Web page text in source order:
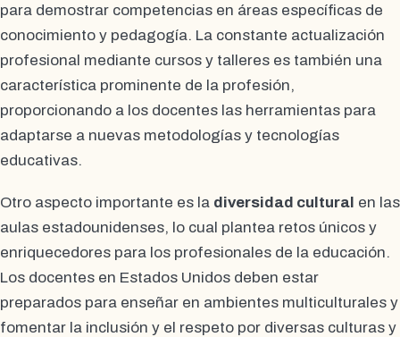
para demostrar competencias en áreas específicas de
conocimiento y pedagogía. La constante actualización
profesional mediante cursos y talleres es también una
característica prominente de la profesión,
proporcionando a los docentes las herramientas para
adaptarse a nuevas metodologías y tecnologías
educativas.
Otro aspecto importante es la diversidad cultural en las
aulas estadounidenses, lo cual plantea retos únicos y
enriquecedores para los profesionales de la educación.
Los docentes en Estados Unidos deben estar
preparados para enseñar en ambientes multiculturales y
fomentar la inclusión y el respeto por diversas culturas y